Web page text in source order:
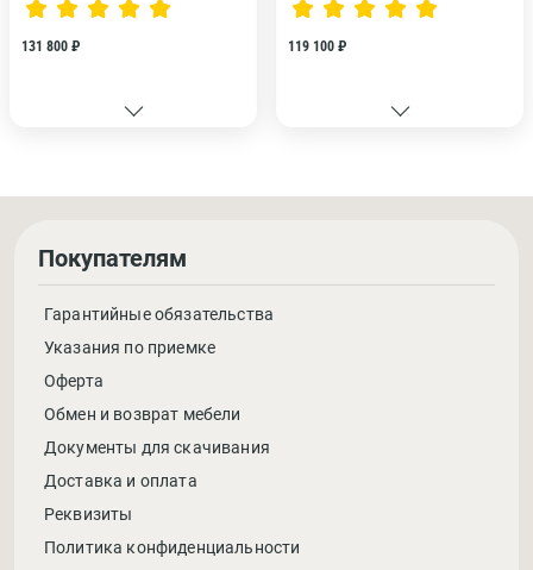
131 800 ₽ 119 100 ₽
Покупателям
Гарантийные обязательства
Указания по приемке
Оферта
Обмен и возврат мебели
Документы для скачивания
Доставка и оплата
Реквизиты
Политика конфиденциальности